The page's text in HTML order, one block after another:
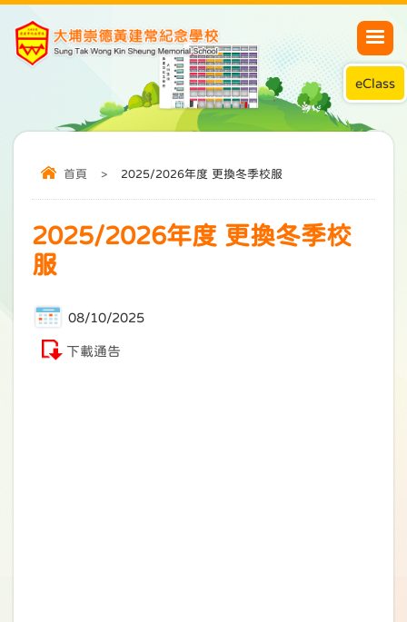
eClass
首頁 > 2025/2026年度 更換冬季校服
2025/2026年度 更換冬季校
服
08/10/2025
下載通告